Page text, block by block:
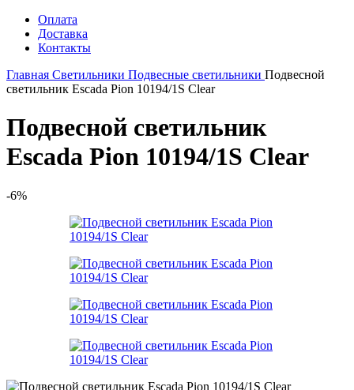
Оплата
Доставка
Контакты
Главная Светильники Подвесные светильники Подвесной
светильник Escada Pion 10194/1S Clear
Подвесной светильник
Escada Pion 10194/1S Clear
-6%